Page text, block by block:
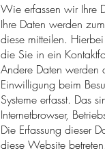
Wie erfassen wir Ihre
Ihre Daten werden
diese mitteilen.
die Sie in ein
Andere Daten werden
Einwilligung beim
Systeme erfasst. Das
Internetbrowser,
Die Erfassung dieser
diese Website betreten.